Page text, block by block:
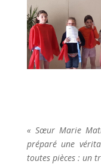
« Sœur Marie
préparé une
toutes pièces : un